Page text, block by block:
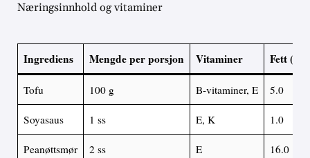
Næringsinnhold og vitaminer
Ingrediens Mengde per porsjon Vitaminer Fett (g)
Tofu 100 g B-vitaminer, E 5.0
Soyasaus 1 ss E, K 1.0
Peanøttsmør 2 ss E 16.0